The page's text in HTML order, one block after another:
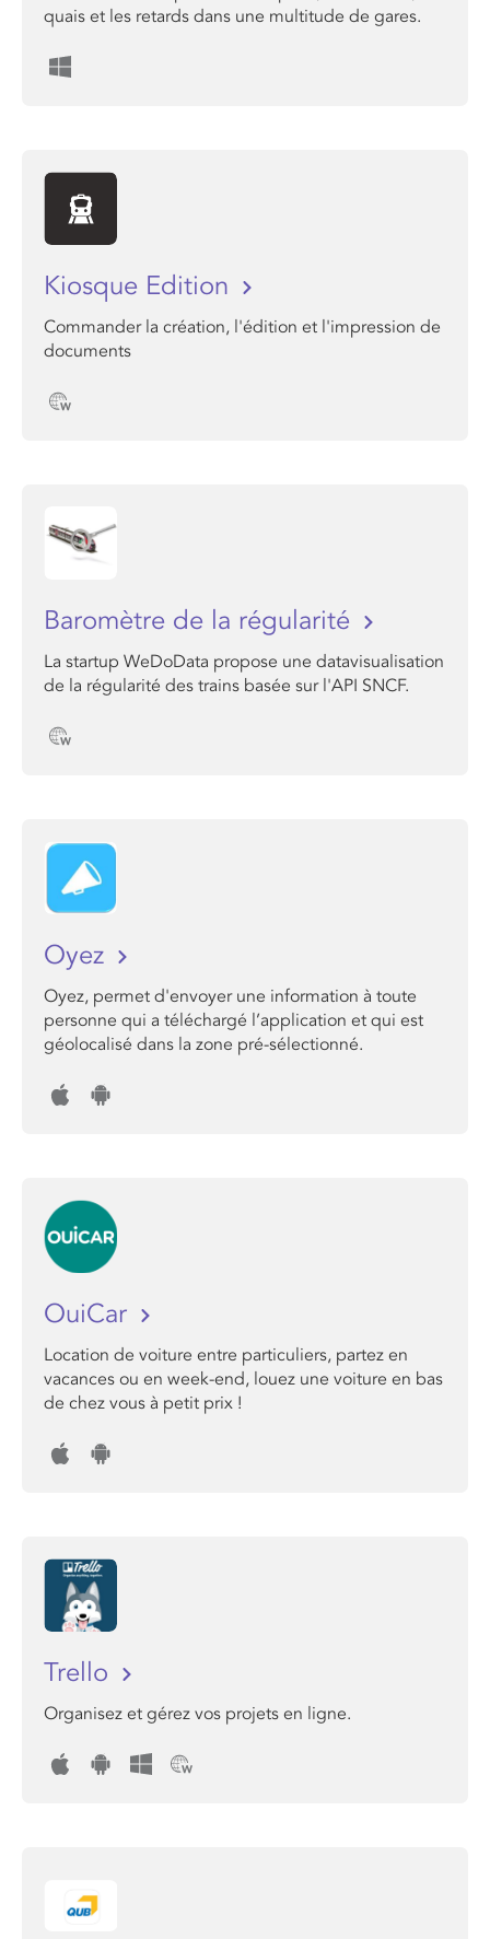
quais et les retards dans une multitude de gares.
Kiosque Edition
Commander la création, l'édition et l'impression de
documents
Baromètre de la régularité
La startup WeDoData propose une datavisualisation
de la régularité des trains basée sur l'API SNCF.
Oyez
Oyez, permet d'envoyer une information à toute
personne qui a téléchargé l’application et qui est
géolocalisé dans la zone pré-sélectionné.
OuiCar
Location de voiture entre particuliers, partez en
vacances ou en week-end, louez une voiture en bas
de chez vous à petit prix !
Trello
Organisez et gérez vos projets en ligne.